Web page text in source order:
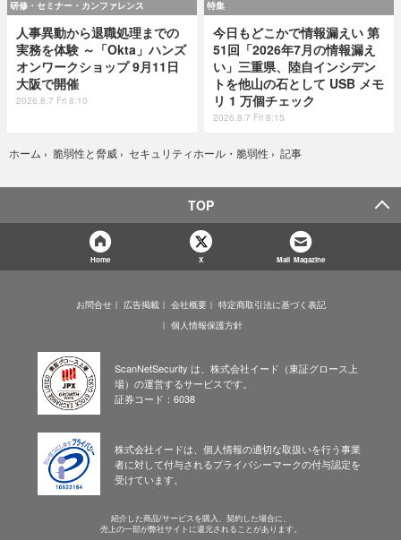
研修・セミナー・カンファレンス
人事異動から退職処理までの
実務を体験 ～「Okta」ハンズ
オンワークショップ 9月11日
大阪で開催
2026.8.7 Fri 8:10
特集
今日もどこかで情報漏えい 第
51回「2026年7月の情報漏え
い」三重県、陸自インシデン
トを他山の石として USB メモ
リ 1 万個チェック
2026.8.7 Fri 8:15
ホーム › 脆弱性と脅威 › セキュリティホール・脆弱性 › 記事
TOP
Home X Mail Magazine
お問合せ 広告掲載 会社概要
特定商取引法に基づく表記
個人情報保護方針
ScanNetSecurity は、株式会社イード（東証グロース上
場）の運営するサービスです。
証券コード：6038
株式会社イードは、個人情報の適切な取扱いを行う事業
者に対して付与されるプライバシーマークの付与認定を
受けています。
紹介した商品/サービスを購入、契約した場合に、
売上の一部が弊社サイトに還元されることがあります。